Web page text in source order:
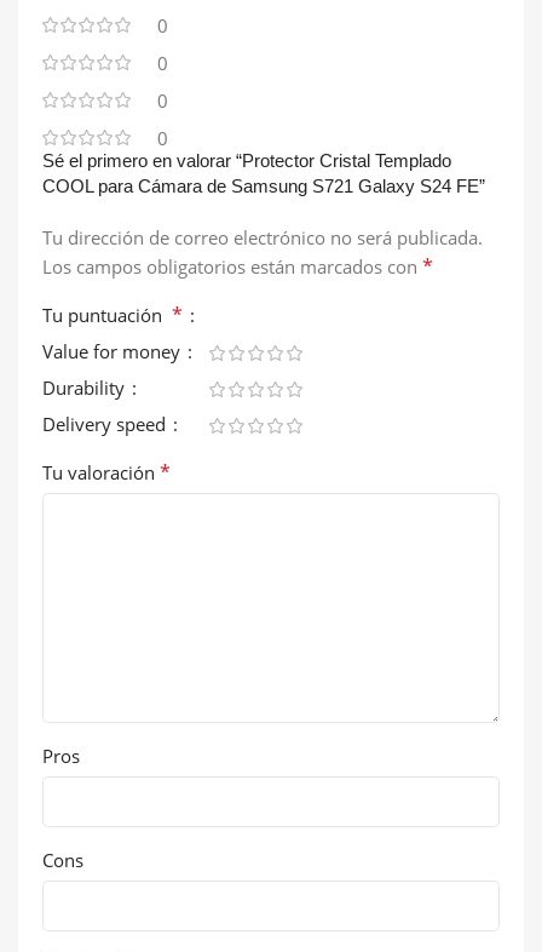
0
0
0
0
Sé el primero en valorar “Protector Cristal Templado
COOL para Cámara de Samsung S721 Galaxy S24 FE”
Tu dirección de correo electrónico no será publicada.
Los campos obligatorios están marcados con *
Tu puntuación *
Value for money
Durability
Delivery speed
Tu valoración *
Pros
Cons